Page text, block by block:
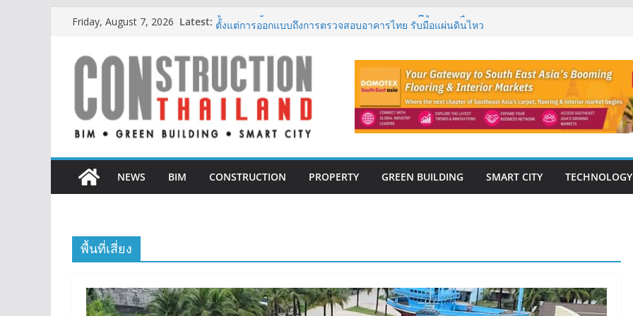
content
Friday, August 7, 2026 Latest: ผู้เชี่ยวชาญด้านวิศวกรรมโครงสร้างเสนอแผนปฏิรูปมาตรฐาน
สะดวกยิ่งขึ้น ภายใต้แนวคิด “More of What You Love”
BCT Expo 2026 ชูแนวคิด “Empowering Net Zero in
Construction & Mining” ขับเคลื่อนอุตสาหกรรมก่อสร้างและ
เหมืองแร่สู่สังคมคาร์บอนต่ำอย่างยั่งยืน
ลลิล พร็อพเพอร์ตี้ ก้าวสู่ปีที่ 40 ยึดลูกค้าเป็นศูนย์กลาง เดินหน้า
สร้างการเติบโตอย่างยั่งยืน
แห่งแรกในกระบี่
NEWS
BIM CONSTRUCTION PROPERTY GREEN BUILDING SMART CITY TECHNOLOGY
พื้นที่เสี่ยง
CONSTRUCTION
THAILAND : VOL.33
(May-Jun 2026)